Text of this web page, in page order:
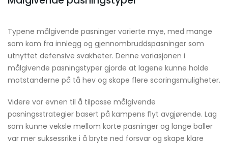
Typene målgivende pasninger varierte mye, med mange
som kom fra innlegg og gjennombruddspasninger som
utnyttet defensive svakheter. Denne variasjonen i
målgivende pasningstyper gjorde at lagene kunne holde
motstanderne på tå hev og skape flere scoringsmuligheter.
Videre var evnen til å tilpasse målgivende
pasningsstrategier basert på kampens flyt avgjørende. Lag
som kunne veksle mellom korte pasninger og lange baller
var mer suksessrike i å bryte ned forsvar og skape klare